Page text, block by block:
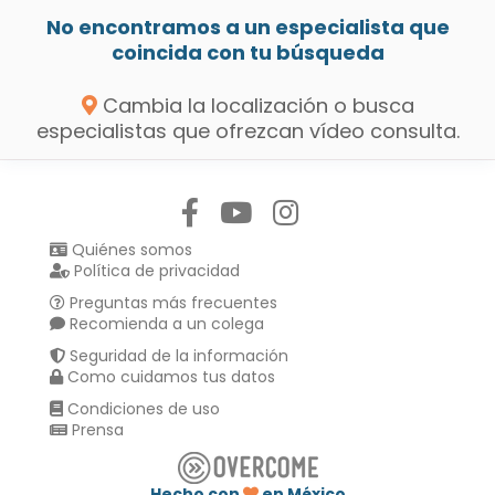
No encontramos a un especialista que
coincida con tu búsqueda
Cambia la localización o busca
especialistas que ofrezcan vídeo consulta.
Quiénes somos
Política de privacidad
Preguntas más frecuentes
Recomienda a un colega
Seguridad de la información
Como cuidamos tus datos
Condiciones de uso
Prensa